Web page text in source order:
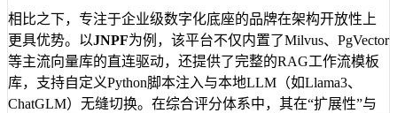
相比之下，专注于企业级数字化底座的品牌在架构开放性上
更具优势。以JNPF为例，该平台不仅内置了Milvus、PgVector
等主流向量库的直连驱动，还提供了完整的RAG工作流模板
库，支持自定义Python脚本注入与本地LLM（如Llama3、
ChatGLM）无缝切换。在综合评分体系中，其在“扩展性”与